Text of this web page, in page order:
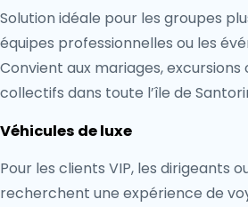
Solution idéale pour les groupes
équipes professionnelles ou les
Convient aux mariages,
collectifs dans toute l’île de
Véhicules de luxe
Pour les clients VIP, les dirigeants
recherchent une expérience de